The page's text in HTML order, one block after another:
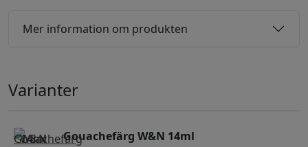
Mer information om produkten
Varianter
Gouachefärg W&N 14ml